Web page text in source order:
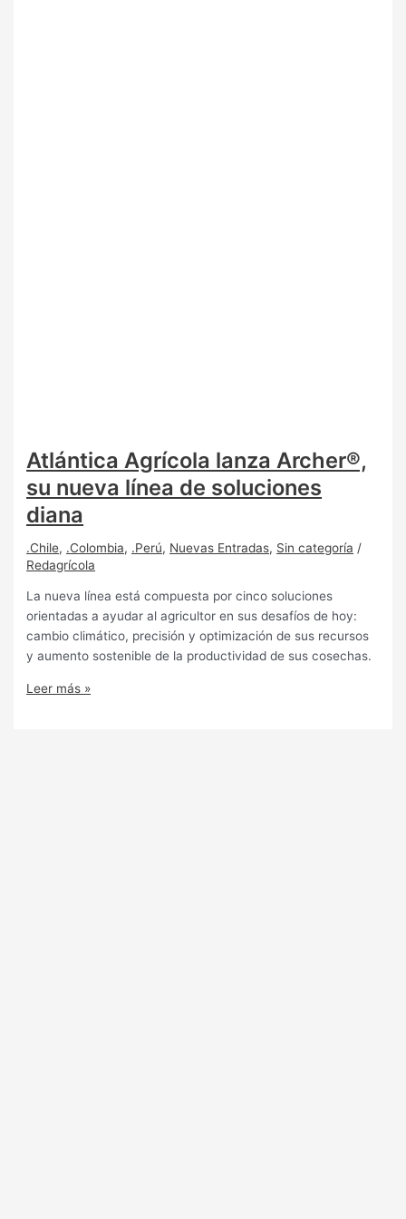
Atlántica Agrícola lanza Archer®,
su nueva línea de soluciones
diana
.Chile, .Colombia, .Perú, Nuevas Entradas, Sin categoría /
Redagrícola
La nueva línea está compuesta por cinco soluciones
orientadas a ayudar al agricultor en sus desafíos de hoy:
cambio climático, precisión y optimización de sus recursos
y aumento sostenible de la productividad de sus cosechas.
Leer más »